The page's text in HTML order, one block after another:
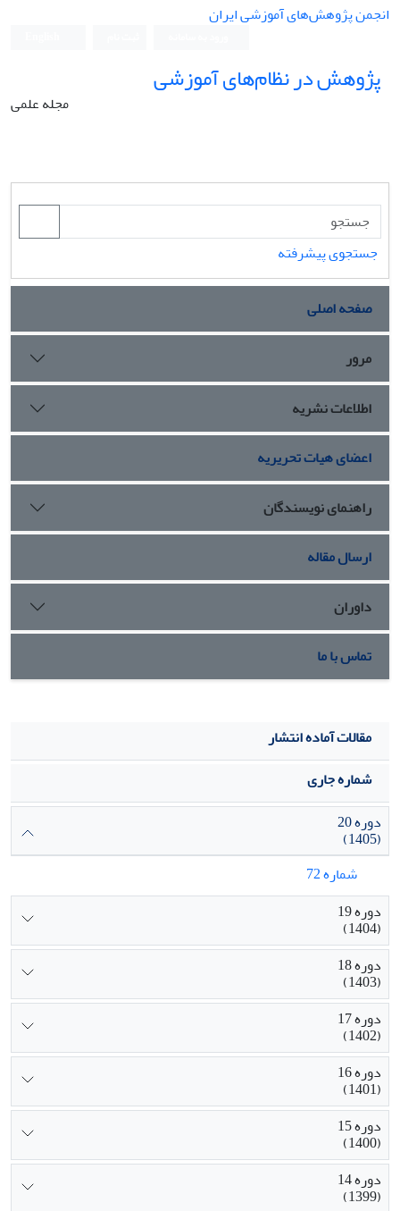
انجمن پژوهش‌های آموزشی ایران
پژوهش در نظام‌های آموزشی
مجله علمی
جستجوی پیشرفته
صفحه اصلی
مرور
اطلاعات نشریه
اعضای هیات تحریریه
راهنمای نویسندگان
ارسال مقاله
داوران
تماس با ما
مقالات آماده انتشار
شماره جاری
دوره 20
(1405)
شماره 72
دوره 19
(1404)
دوره 18
(1403)
دوره 17
(1402)
دوره 16
(1401)
دوره 15
(1400)
دوره 14
(1399)